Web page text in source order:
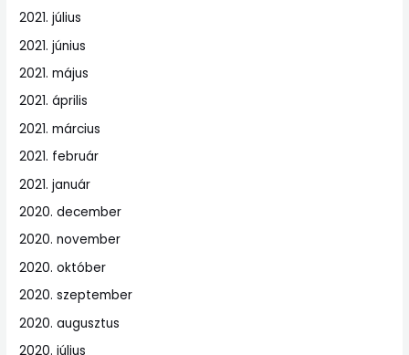
2021. július
2021. június
2021. május
2021. április
2021. március
2021. február
2021. január
2020. december
2020. november
2020. október
2020. szeptember
2020. augusztus
2020. július